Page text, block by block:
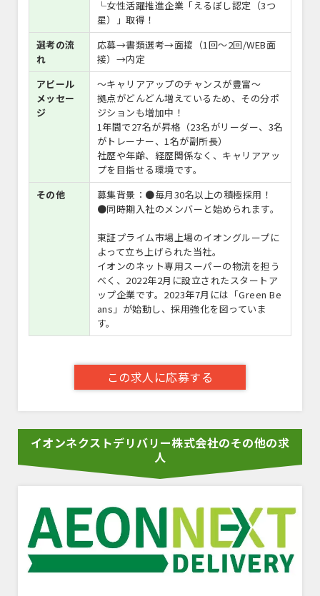
└女性活躍推進企業「えるぼし認定（3つ
星）」取得！
選考の流
れ
応募→書類選考→面接（1回～2回/WEB面
接）→内定
アピール
メッセー
ジ
～キャリアアップのチャンスが豊富～
拠点がどんどん増えているため、その分ポ
ジションも増加中！
1年間で27名が昇格（23名がリーダー、3名
がトレーナー、1名が副所長）
社歴や年齢、経歴関係なく、キャリアアッ
プを目指せる環境です。
その他
募集背景：●毎月30名以上の積極採用！
●同時期入社のメンバーと始められます。
東証プライム市場上場のイオングループに
よって立ち上げられた当社。
イオンのネット専用スーパーの物流を担う
べく、2022年2月に設立されたスタートア
ップ企業です。2023年7月には「Green Be
ans」が始動し、採用強化を図っていま
す。
この求人に応募する
イオンネクストデリバリー株式会社のその他の求
人